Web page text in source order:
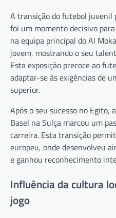
A transição do futebol juvenil
foi um momento decisivo
na equipa principal do Al
jovem, mostrando o seu
Esta exposição precoce ao
adaptar-se às exigências de
superior.
Após o seu sucesso no Egito,
Basel na Suíça marcou um
carreira. Esta transição
europeu, onde desenvolveu
e ganhou reconhecimento
Influência da cultura
jogo